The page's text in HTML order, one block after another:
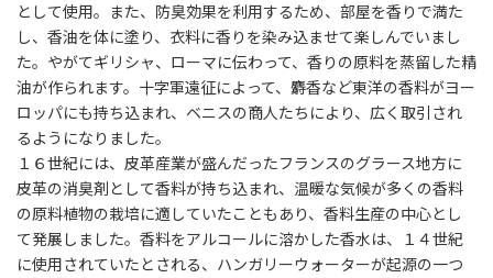
として使用。また、防臭効果を利用するため、部屋を香りで満た
し、香油を体に塗り、衣料に香りを染み込ませて楽しんでいまし
た。やがてギリシャ、ローマに伝わって、香りの原料を蒸留した精
油が作られます。十字軍遠征によって、麝香など東洋の香料がヨー
ロッパにも持ち込まれ、ベニスの商人たちにより、広く取引され
るようになりました。
１６世紀には、皮革産業が盛んだったフランスのグラース地方に
皮革の消臭剤として香料が持ち込まれ、温暖な気候が多くの香料
の原料植物の栽培に適していたこともあり、香料生産の中心とし
て発展しました。香料をアルコールに溶かした香水は、１４世紀
に使用されていたとされる、ハンガリーウォーターが起源の一つ